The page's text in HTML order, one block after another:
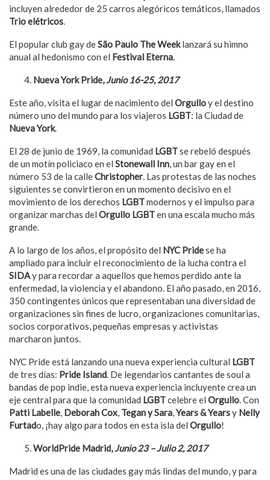
incluyen alrededor de 25 carros alegóricos temáticos, llamados
Trioelétricos.
El popular club gay deSão Paulo The Weeklanzará su himno
anual al hedonismo con el Festival Eterna.
Nueva York Pride,Junio 16-25, 2017
Este año, visita el lugar de nacimiento del Orgulloy el destino
número uno del mundo para los viajeros LGBT: la Ciudad de
Nueva York.
El 28 de junio de 1969, la comunidad LGBTse rebeló después
de un motín policiaco en el Stonewall Inn, un bar gay en el
número 53 de la calleChristopher. Las protestas de las noches
siguientes se convirtieron en un momento decisivo en el
movimiento de los derechos LGBTmodernos y el impulso para
organizar marchas del Orgullo LGBTen una escala mucho más
grande.
A lo largo de los años, el propósito del NYC Pridese ha
ampliado para incluir el reconocimiento de la lucha contra el
SIDAy para recordar a aquellos que hemos perdido ante la
enfermedad, la violencia y el abandono. El año pasado, en 2016,
350 contingentes únicos que representaban una diversidad de
organizaciones sin fines de lucro, organizaciones comunitarias,
socios corporativos, pequeñas empresas y activistas
marcharon juntos.
NYC Pride está lanzando una nueva experiencia cultural LGBT
de tres días: Pride Island. De legendarios cantantes de soul a
bandas de pop indie, esta nueva experiencia incluyente crea un
eje central para que la comunidad LGBTcelebre el Orgullo. Con
Patti Labelle, Deborah Cox, Tegan y Sara,Years & Yearsy Nelly
Furtado, ¡hay algo para todos en esta isla del Orgullo!
WorldPride Madrid,Junio 23–Julio 2, 2017
Madrid es una de las ciudades gay más lindas del mundo, y para